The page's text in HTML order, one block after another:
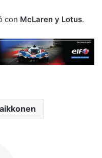
con McLaren y Lotus.